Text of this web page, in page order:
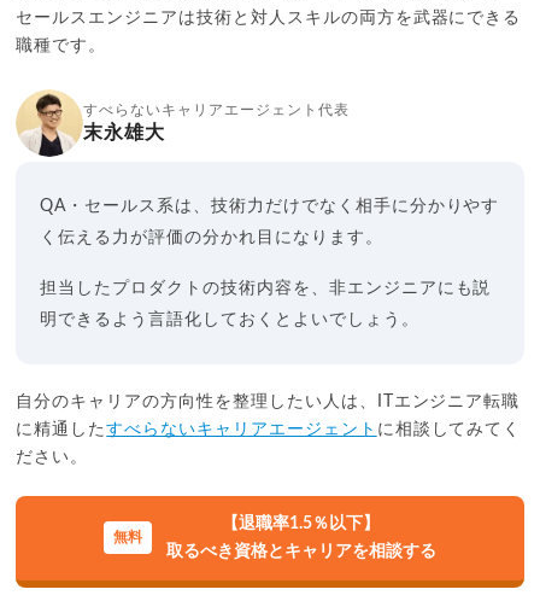
セールスエンジニアは技術と対人スキルの両方を武器にできる
職種です。
すべらないキャリアエージェント代表
末永雄大
QA・セールス系は、技術力だけでなく相手に分かりやす
く伝える力が評価の分かれ目になります。
担当したプロダクトの技術内容を、非エンジニアにも説
明できるよう言語化しておくとよいでしょう。
自分のキャリアの方向性を整理したい人は、ITエンジニア転職
に精通したすべらないキャリアエージェント に相談してみてく
ださい。
【退職率1.5％以下】
取るべき資格とキャリアを相談する